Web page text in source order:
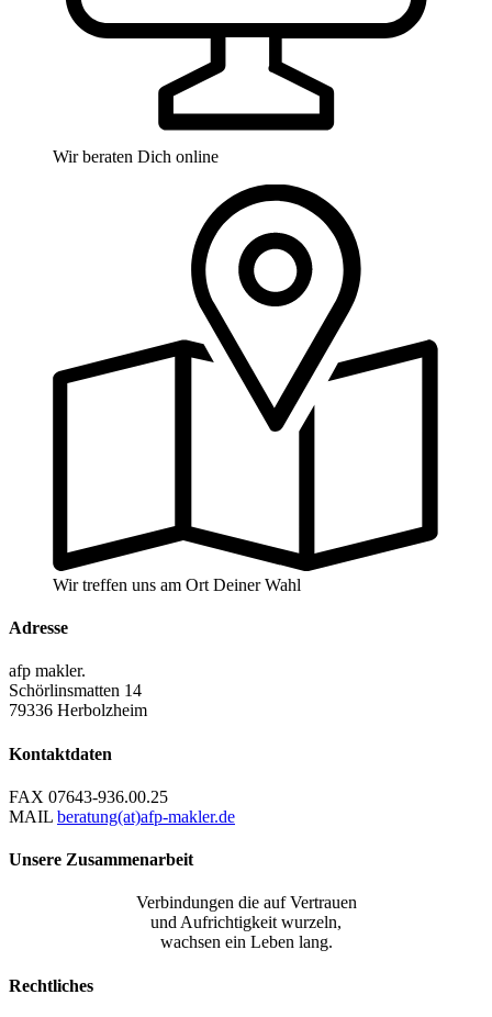
Wir beraten Dich online
Wir treffen uns am Ort Deiner Wahl
Adresse
afp makler.
Schörlinsmatten 14
79336 Herbolzheim
Kontaktdaten
FAX 07643-936.00.25
MAIL beratung(at)afp-makler.de
Unsere Zusammenarbeit
Verbindungen die auf Vertrauen
und Aufrichtigkeit wurzeln,
wachsen ein Leben lang.
Rechtliches